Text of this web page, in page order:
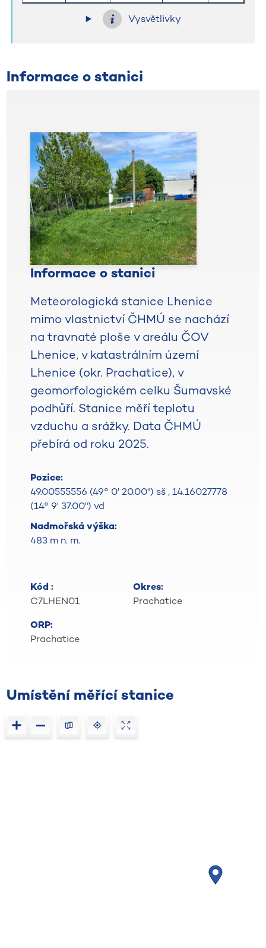
Vysvětlivky
Informace o stanici
Informace o stanici
Meteorologická stanice Lhenice
mimo vlastnictví ČHMÚ se nachází
na travnaté ploše v areálu ČOV
Lhenice, v katastrálním území
Lhenice (okr. Prachatice), v
geomorfologickém celku Šumavské
podhůří. Stanice měří teplotu
vzduchu a srážky. Data ČHMÚ
přebírá od roku 2025.
Pozice:
49.00555556 (49° 0' 20.00") sš ,14.16027778
(14° 9' 37.00") vd
Nadmořská výška:
483 m n. m.
Kód :
C7LHEN01
Okres:
Prachatice
ORP:
Prachatice
Umístění měřící stanice